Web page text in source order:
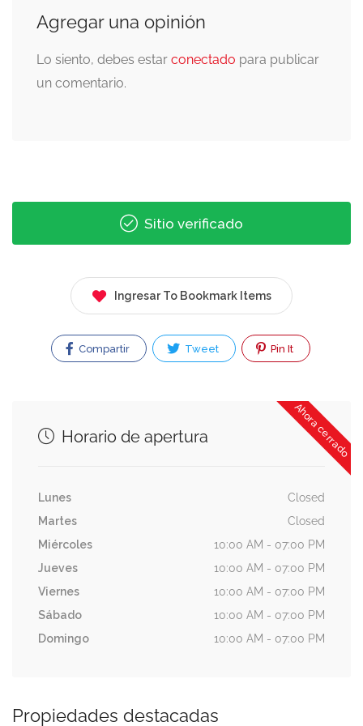
Agregar una opinión
Lo siento, debes estar conectado para publicar
un comentario.
Sitio verificado
Ingresar To Bookmark Items
Compartir Tweet Pin It
Ahora cerrado
Horario de apertura
Lunes
Closed
Martes
Closed
Miércoles
10:00 AM - 07:00 PM
Jueves
10:00 AM - 07:00 PM
Viernes
10:00 AM - 07:00 PM
Sábado
10:00 AM - 07:00 PM
Domingo
10:00 AM - 07:00 PM
Propiedades destacadas